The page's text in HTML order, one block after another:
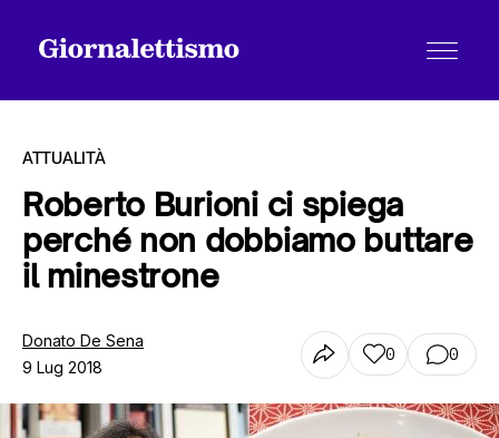
Tutti gli articoli
Chi siamo
Contatti
ATTUALITÀ
Roberto Burioni ci spiega
perché non dobbiamo buttare
il minestrone
Donato De Sena
9 Lug 2018
0 0